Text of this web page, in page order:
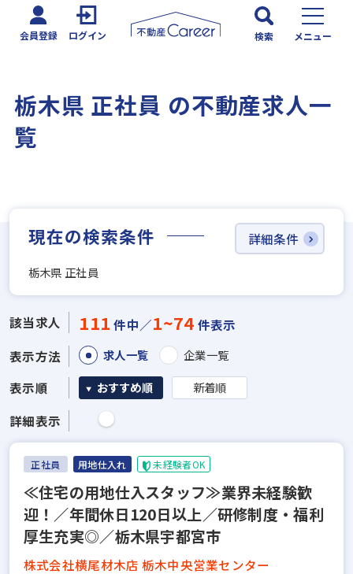
会員登録 ログイン 検索 メニュー
栃木県 正社員 の不動産求人一
覧
現在の検索条件
栃木県 正社員
詳細条件
該当求人 111 件中／1~74 件表示
表示方法
求人一覧 企業一覧
表示順 おすすめ順 新着順
詳細表示
正社員 用地仕入れ 未経験者OK
≪住宅の用地仕入スタッフ≫業界未経験歓
迎！／年間休日120日以上／研修制度・福利
厚生充実◎／栃木県宇都宮市
株式会社横尾材木店 栃木中央営業センター